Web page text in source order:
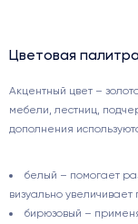
Цветовая
Акцентный цвет –
мебели, лестниц,
дополнения
белый – помогает
визуально
бирюзовый –